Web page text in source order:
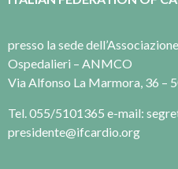
presso la sede
Ospedalieri – ANMCO
Via Alfonso La Marmora, 36 –
Tel. 055/5101365 e-mail:
presidente@ifcardio.org